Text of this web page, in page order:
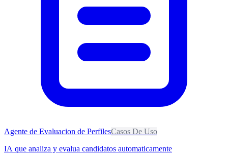
Agente de Evaluacion de PerfilesCasos De Uso
IA que analiza y evalua candidatos automaticamente